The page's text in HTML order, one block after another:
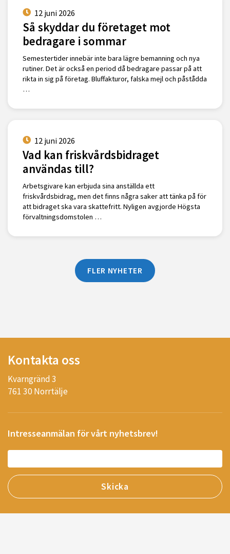
12 juni 2026
Så skyddar du företaget mot
bedragare i sommar
Semestertider innebär inte bara lägre bemanning och nya
rutiner. Det är också en period då bedragare passar på att
rikta in sig på företag. Bluffakturor, falska mejl och påstådda
…
12 juni 2026
Vad kan friskvårdsbidraget
användas till?
Arbetsgivare kan erbjuda sina anställda ett
friskvårdsbidrag, men det finns några saker att tänka på för
att bidraget ska vara skattefritt. Nyligen avgjorde Högsta
förvaltningsdomstolen …
FLER NYHETER
Kontakta oss
Kvarngränd 3
761 30 Norrtälje
Intresseanmälan för vårt nyhetsbrev!